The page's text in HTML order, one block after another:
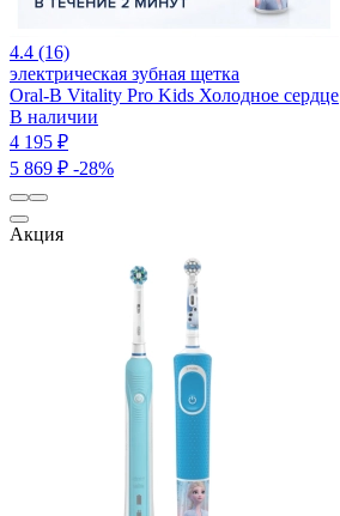
4.4 (16)
электрическая зубная щетка
Oral-B Vitality Pro Kids Холодное сердце
В наличии
4 195 ₽
5 869 ₽ -28%
Акция